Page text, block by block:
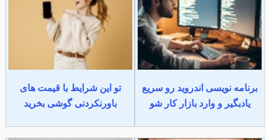
برنامه نویسی اندروید رو سریع
یادبگیر و وارد بازار کار شو
تو این شرایط با قیمت های
باورنکردنی گوشی بخرید